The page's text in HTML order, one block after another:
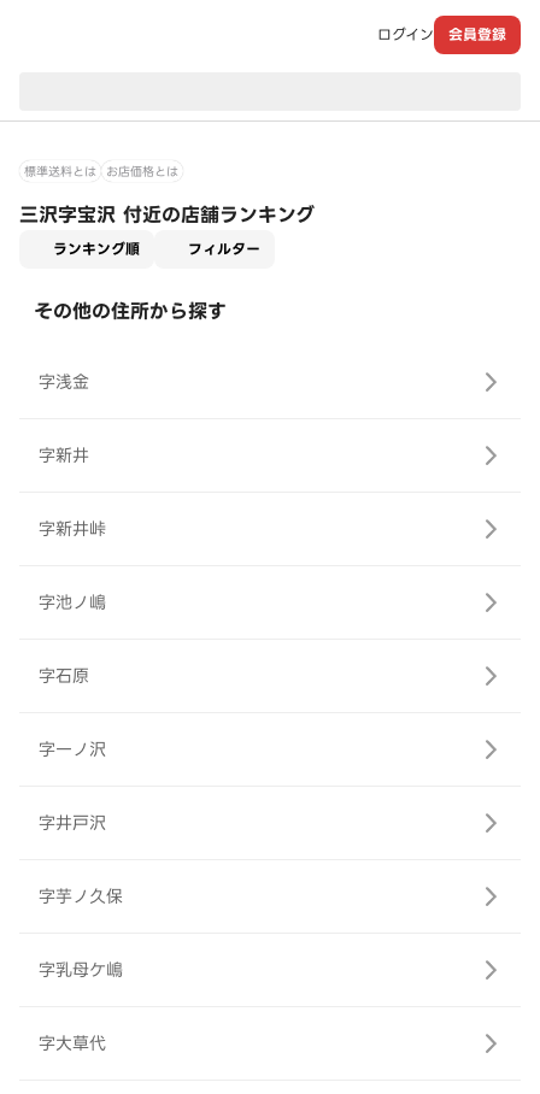
ログイン 会員登録
標準送料とは お店価格とは
三沢字宝沢 付近の店舗ランキング
ランキング順 フィルター
その他の住所から探す
字浅金
字新井
字新井峠
字池ノ嶋
字石原
字一ノ沢
字井戸沢
字芋ノ久保
字乳母ケ嶋
字大草代